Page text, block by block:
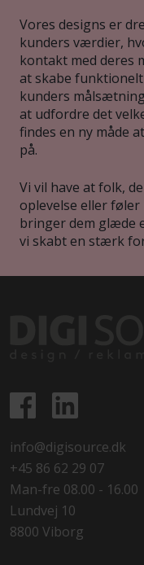
Vores designs er
kunders værdier,
kontakt med deres
at skabe
kunders
at udfordre det
findes en ny måde
på.
Vi vil have at folk,
oplevelse eller
bringer dem glæde
vi skabt en stærk
info@digisource.dk
+45 86 62 29 07
Man-fre 08.00 - 16.00
Lundvej 10
8800 Viborg